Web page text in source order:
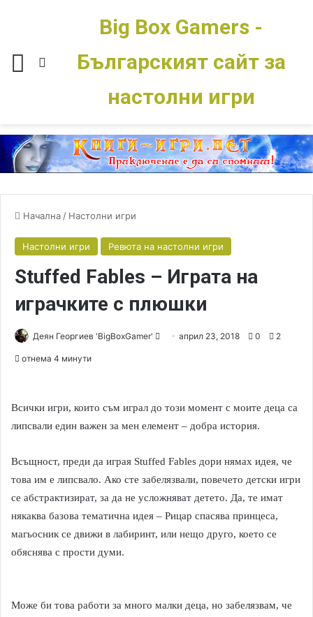
Меню Switch skin
Big Box Gamers -
Българският сайт за
настолни игри
Начална/ Настолни игри
Настолни игри Ревюта на настолни игри
Stuffed Fables – Играта на
играчките с плюшки
Деян Георгиев 'BigBoxGamer'
l
април 23, 2018 0 2
отнема 4 минути
Всички игри, които съм играл до този момент с моите деца са
липсвали един важен за мен елемент – добра история.
Всъщност, преди да играя Stuffed Fables дори нямах идея, че
това им е липсвало. Ако сте забелязвали, повечето детски игри
се абстрактизират, за да не усложняват детето. Да, те имат
някаква базова тематична идея – Рицар спасява принцеса,
магьосник се движи в лабиринт, или нещо друго, което се
обяснява с прости думи.
Може би това работи за много малки деца, но забелязвам, че